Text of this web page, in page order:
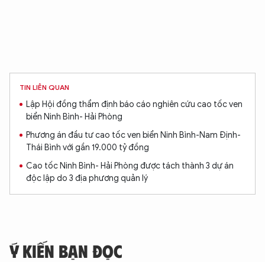
TIN LIÊN QUAN
Lập Hội đồng thẩm định báo cáo nghiên cứu cao tốc ven
biển Ninh Bình- Hải Phòng
Phương án đầu tư cao tốc ven biển Ninh Bình-Nam Định-
Thái Bình với gần 19.000 tỷ đồng
Cao tốc Ninh Bình- Hải Phòng được tách thành 3 dự án
độc lập do 3 địa phương quản lý
Ý KIẾN BẠN ĐỌC